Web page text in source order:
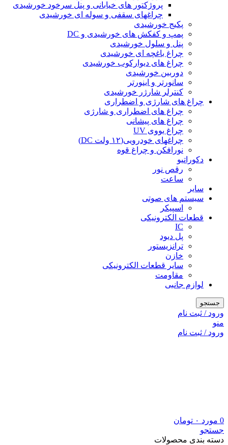
پروژکتور های خیابانی و پنل سرخود خورشیدی
چراغهای سقفی و سوله ای خورشیدی
پکیج خورشیدی
پمپ و کفکش های خورشیدی و DC
پنل و سلول خورشیدی
چراغ باغچه ای خورشیدی
چراغ های دیوارکوب خورشیدی
دوربین خورشیدی
سانورتر و اینورتر
کنترلر شارژر خورشیدی
چراغ های شارژی و اضطراری
چراغ های اضطراری و شارژی
چراغ های پیشانی
چراغ یووی UV
چراغهای خودرویی(۱۲ ولت DC)
نورافکن و چراغ قوه
دکوراتیو
رقص نور
ساعت
سایر
سیستم های صوتی
اسپیکر
قطعات الکترونیکی
IC
پل دیود
ترانزیستور
خازن
سایر قطعات الکترونیکی
مقاومت
لوازم جانبی
جستجو
ورود / ثبت نام
منو
ورود / ثبت نام
0 مورد ۰ تومان
جستجو
دسته بندی محصولات